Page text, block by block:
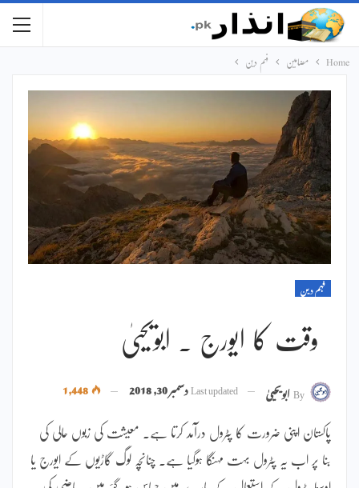
Home مضامین فہم دین
فہم دین
وقت کا ایورج ۔ ابویحییٰ
Byابویحییٰ Last updatedدسمبر 30, 2018
پاکستان اپنی ضرورت کا پٹرول درآمد کرتا ہے۔ معیشت کی زبوں حالی کی
بنا پر اب یہ پٹرول بہت مہنگا ہوگیا ہے۔ چنانچہ لوگ گاڑیوں کے ایورج یا